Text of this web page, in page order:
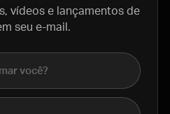
vídeos e lançamentos de
seu e-mail.